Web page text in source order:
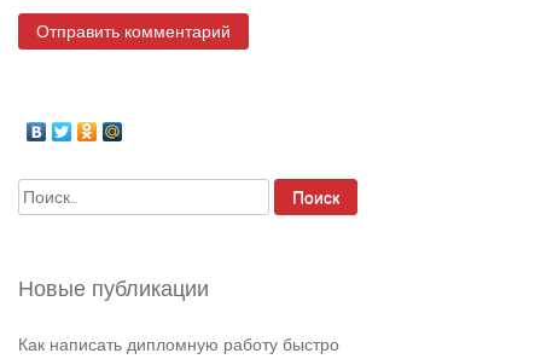
Найти:
Новые публикации
Как написать дипломную работу быстро